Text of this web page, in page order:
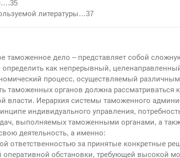
литературы…37
таможенное дело – представляет собой
как непрерывный,
процесс, осуществляемый
таможенных органов должна рассматриваться
власти. Иерархия системы таможенного
индивидуального управления,
выполняемых таможенными органами, а
деятельность, а именно:
ответственностью за принятые конкретные
оперативной обстановки, требующей высокой